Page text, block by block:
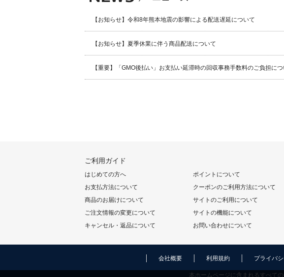
【お知らせ】令和8年熊本地震の影響による配送遅延について
【お知らせ】夏季休業に伴う商品配送について
【重要】「GMO後払い」お支払い延滞時の回収事務手数料のご負担につ
ご利用ガイド
はじめての方へ
お支払方法について
商品のお届けについて
ご注文情報の変更について
キャンセル・返品について
ポイントについて
クーポンのご利用方法について
サイトのご利用について
サイトの機能について
お問い合わせについて
会社概要 利用規約 プライバ
本ホームページに含まれるすべて